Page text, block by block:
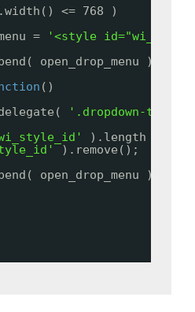
<= 768 )
=
'<style
open_drop_menu );
()
'.dropdown-toggle'
).length > 0 )
).remove();
open_drop_menu );